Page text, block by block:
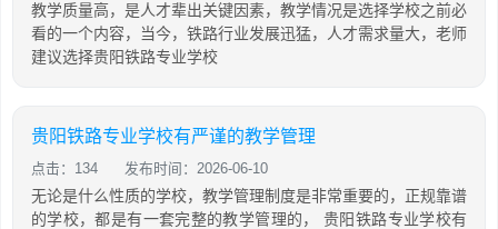
教学质量高，是人才辈出关键因素，教学情况是选择学校之前必
看的一个内容，当今，铁路行业发展迅猛，人才需求量大，老师
建议选择贵阳铁路专业学校
贵阳铁路专业学校有严谨的教学管理
点击：134 发布时间：2026-06-10
无论是什么性质的学校，教学管理制度是非常重要的，正规靠谱
的学校，都是有一套完整的教学管理的， 贵阳铁路专业学校有